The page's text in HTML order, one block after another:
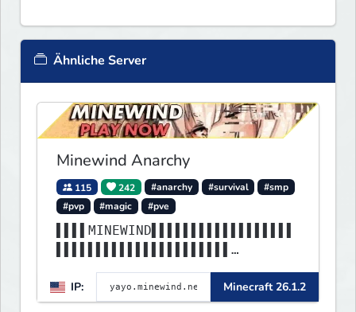
Ähnliche Server
Minewind Anarchy
115 242 #anarchy #survival
#smp
#pvp
#magic #pve
▌▌▌▌MINEWIND▌▌▌▌▌▌▌▌▌▌▌▌▌▌▌▌▌▌
▌▌▌▌▌▌▌▌▌▌▌▌▌▌▌▌▌▌▌▌▌▌▌▌▌▌▌▌▌▌
▌▌▌▌▌▌▌▌▌▌▌▌▌▌▌▌▌▌▌▌▌▌
IP: Minecraft 26.1.2